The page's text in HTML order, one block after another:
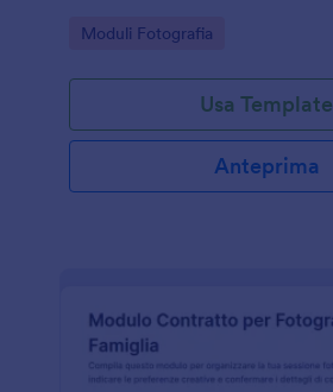
con Jotform.
Go to Category:
Moduli Fotografia
Usa Template
Anteprima